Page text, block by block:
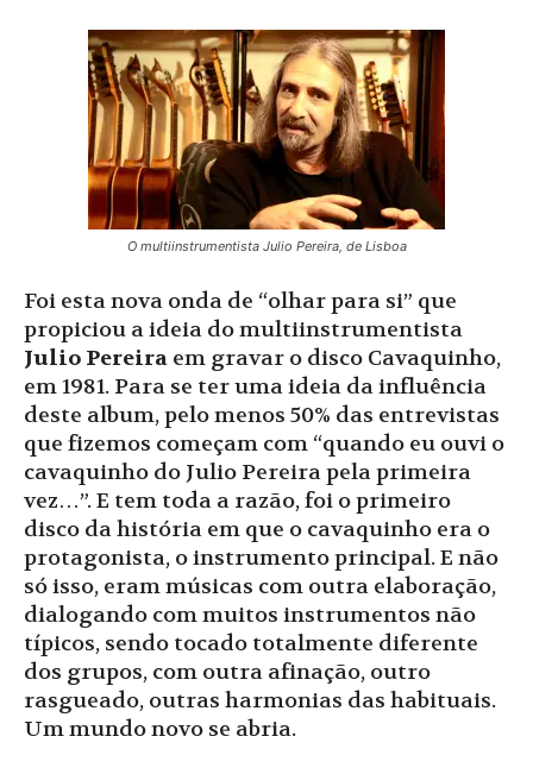
O multiinstrumentista Julio Pereira, de Lisboa
Foi esta nova onda de “olhar para si” que
propiciou a ideia do multiinstrumentista
Julio Pereira em gravar o disco Cavaquinho,
em 1981. Para se ter uma ideia da influência
deste album, pelo menos 50% das entrevistas
que fizemos começam com “quando eu ouvi o
cavaquinho do Julio Pereira pela primeira
vez…”. E tem toda a razão, foi o primeiro
disco da história em que o cavaquinho era o
protagonista, o instrumento principal. E não
só isso, eram músicas com outra elaboração,
dialogando com muitos instrumentos não
típicos, sendo tocado totalmente diferente
dos grupos, com outra afinação, outro
rasgueado, outras harmonias das habituais.
Um mundo novo se abria.